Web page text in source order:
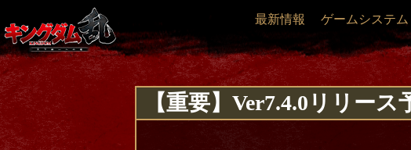
最新情報 ゲームシステム
【重要】Ver7.4.0リリー